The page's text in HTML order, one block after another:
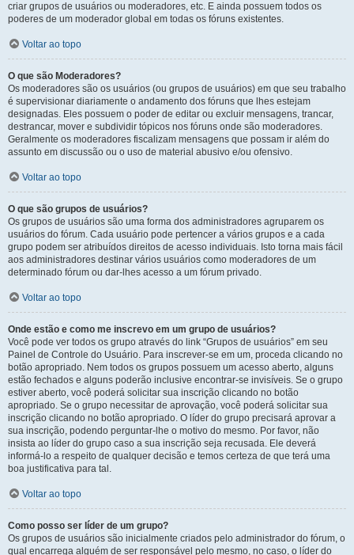
criar grupos de usuários ou moderadores, etc. E ainda possuem todos os
poderes de um moderador global em todas os fóruns existentes.
Voltar ao topo
O que são Moderadores?
Os moderadores são os usuários (ou grupos de usuários) em que seu trabalho
é supervisionar diariamente o andamento dos fóruns que lhes estejam
designadas. Eles possuem o poder de editar ou excluir mensagens, trancar,
destrancar, mover e subdividir tópicos nos fóruns onde são moderadores.
Geralmente os moderadores fiscalizam mensagens que possam ir além do
assunto em discussão ou o uso de material abusivo e/ou ofensivo.
Voltar ao topo
O que são grupos de usuários?
Os grupos de usuários são uma forma dos administradores agruparem os
usuários do fórum. Cada usuário pode pertencer a vários grupos e a cada
grupo podem ser atribuídos direitos de acesso individuais. Isto torna mais fácil
aos administradores destinar vários usuários como moderadores de um
determinado fórum ou dar-lhes acesso a um fórum privado.
Voltar ao topo
Onde estão e como me inscrevo em um grupo de usuários?
Você pode ver todos os grupo através do link “Grupos de usuários” em seu
Painel de Controle do Usuário. Para inscrever-se em um, proceda clicando no
botão apropriado. Nem todos os grupos possuem um acesso aberto, alguns
estão fechados e alguns poderão inclusive encontrar-se invisíveis. Se o grupo
estiver aberto, você poderá solicitar sua inscrição clicando no botão
apropriado. Se o grupo necessitar de aprovação, você poderá solicitar sua
inscrição clicando no botão apropriado. O líder do grupo precisará aprovar a
sua inscrição, podendo perguntar-lhe o motivo do mesmo. Por favor, não
insista ao líder do grupo caso a sua inscrição seja recusada. Ele deverá
informá-lo a respeito de qualquer decisão e temos certeza de que terá uma
boa justificativa para tal.
Voltar ao topo
Como posso ser líder de um grupo?
Os grupos de usuários são inicialmente criados pelo administrador do fórum, o
qual encarrega alguém de ser responsável pelo mesmo, no caso, o líder do